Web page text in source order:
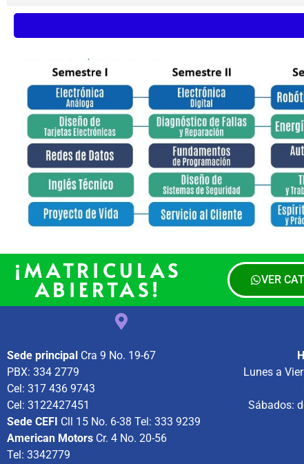
¡MATRICULAS
ABIERTAS! VER
Sede principal Cra 9 No. 19-67
PBX: 334 2779
Cel: 317 436 9743
Cel: 3122427451
Sede CEFI Cll 15 No. 6-38 Tel: 333 9239
American Motors Cr. 4 No. 20-56
Tel: 3342779
Lunes a
Sábados: